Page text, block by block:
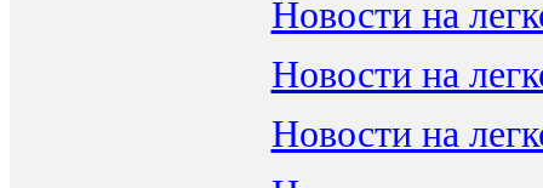
Новости на
Новости на
Новости на